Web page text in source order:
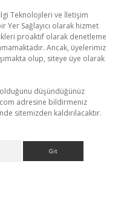
Teknolojileri ve İletişim
Yer Sağlayıcı olarak hizmet
proaktif olarak denetleme
Ancak, üyelerimiz
olup, siteye üye olarak
düşündüğünüz
adresine bildirmeniz
sitemizden kaldırılacaktır.